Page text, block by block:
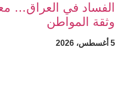
الفساد في العراق…
وثقة المواطن
5 أغسطس، 2026